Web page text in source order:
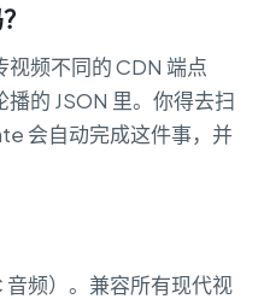
频不同的 CDN 端点
播的 JSON 里。你得去扫
会自动完成这件事，并
频）。兼容所有现代视